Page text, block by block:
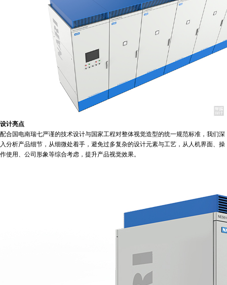
设计亮点
配合国电南瑞七严谨的技术设计与国家工程对整体视觉造型的统一规范标准，我们深
入分析产品细节，从细微处着手，避免过多复杂的设计元素与工艺，从人机界面、操
作使用、公司形象等综合考虑，提升产品视觉效果。